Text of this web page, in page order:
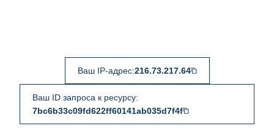
Ваш IP-адрес:216.73.217.64
Ваш ID запроса к ресурсу:
7bc6b33c09fd622ff60141ab035d7f4f